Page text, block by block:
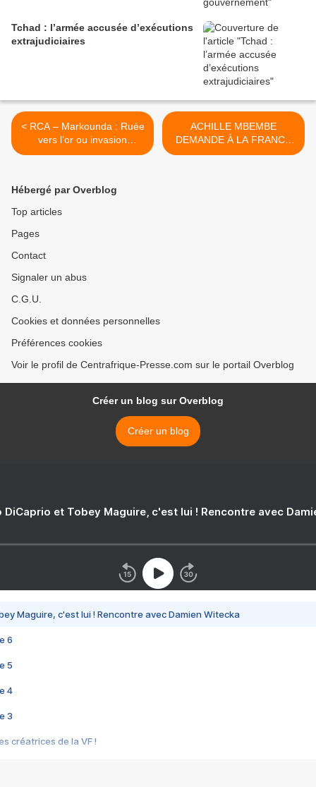
Tchad : l’armée accusée d’exécutions
extrajudiciaires
< RCA – Markounda : Ruée
vers l’or ou invasion
délibérée de bandits armés
ACHILLE MBEMBE
DEMANDE À LA FRANCE
DES SANCTIONS CIBLÉES
Hébergé par Overblog
Top articles
Pages
Contact
Signaler un abus
C.G.U.
Cookies et données personnelles
Préférences cookies
Voir le profil de Centrafrique-Presse.com sur le portail Overblog
Créer un blog sur Overblog
Créer un blog
DiCaprio et Tobey Maguire, c'est lui ! Rencontre avec
Maguire, c'est lui ! Rencontre avec Damien Witecka
6
5
4
3
créatrices de la VF !